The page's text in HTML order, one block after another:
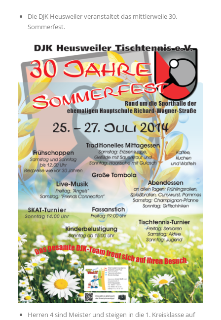
Die DJK Heusweiler veranstaltet das mittlerweile 30.
Sommerfest.
Herren 4 sind Meister und steigen in die 1. Kreisklasse auf